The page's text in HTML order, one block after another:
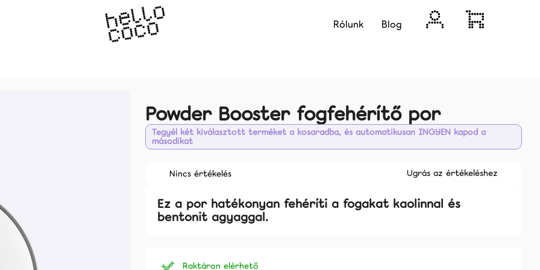
Rólunk Blog Bejelentkezés
Kosár
értékelése
5-
Nincs értékelés Ugrás az értékeléshez
Powder Booster fogfehérítő por
Tegyél két kiválasztott terméket a kosaradba, és automatikusan INGYEN kapod a
másodikat
Ez a por hatékonyan fehéríti a fogakat kaolinnal és
bentonit agyaggal.
Raktáron elérhető